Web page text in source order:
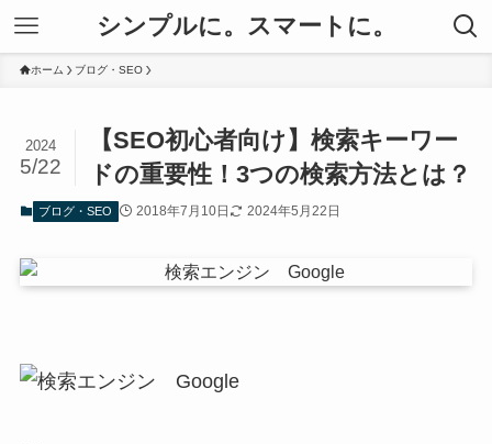
シンプルに。スマートに。
ホーム ブログ・SEO
【SEO初心者向け】検索キーワー
ドの重要性！3つの検索方法とは？
2024
5/22
ブログ・SEO 2018年7月10日 2024年5月22日